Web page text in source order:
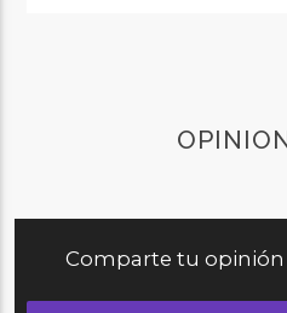
Comparte tu